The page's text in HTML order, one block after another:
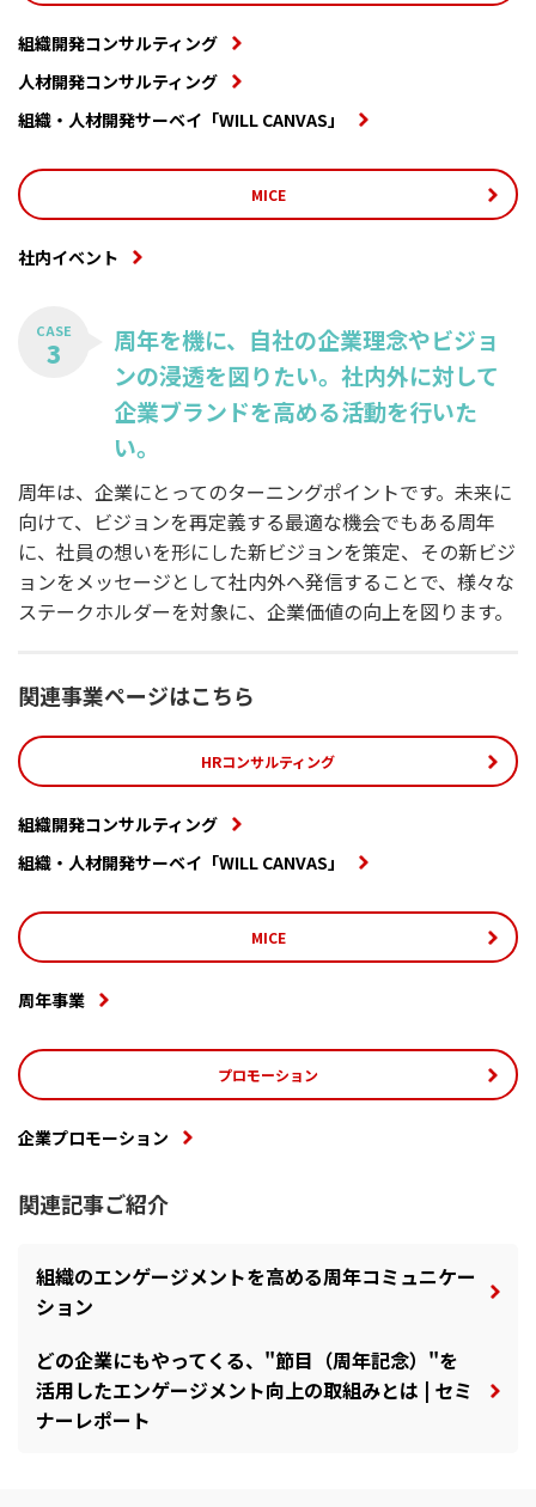
組織開発コンサルティング
人材開発コンサルティング
組織・人材開発サーベイ「WILL CANVAS」
MICE
社内イベント
CASE
3
周年を機に、自社の企業理念やビジョ
ンの浸透を図りたい。社内外に対して
企業ブランドを高める活動を行いた
い。
周年は、企業にとってのターニングポイントです。未来に
向けて、ビジョンを再定義する最適な機会でもある周年
に、社員の想いを形にした新ビジョンを策定、その新ビジ
ョンをメッセージとして社内外へ発信することで、様々な
ステークホルダーを対象に、企業価値の向上を図ります。
関連事業ページはこちら
HRコンサルティング
組織開発コンサルティング
組織・人材開発サーベイ「WILL CANVAS」
MICE
周年事業
プロモーション
企業プロモーション
関連記事ご紹介
組織のエンゲージメントを高める周年コミュニケー
ション
どの企業にもやってくる、"節目（周年記念）"を
活用したエンゲージメント向上の取組みとは | セミ
ナーレポート